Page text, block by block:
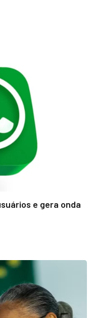
e gera onda